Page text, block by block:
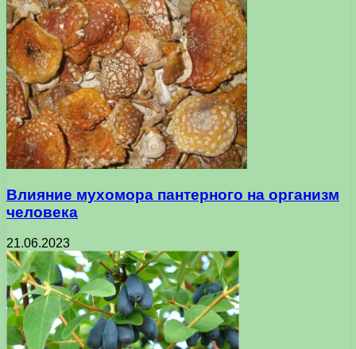
Влияние мухомора пантерного на организм
человека
21.06.2023